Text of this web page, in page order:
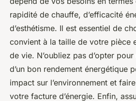
rapidité de chauffe, d’efficacité
d’esthétisme. Il est essentiel de
convient à la taille de votre pièce
de vie. N’oubliez pas d’opter
d’un bon rendement énergétique
impact sur l’environnement et
votre facture d’énergie. Enfin,